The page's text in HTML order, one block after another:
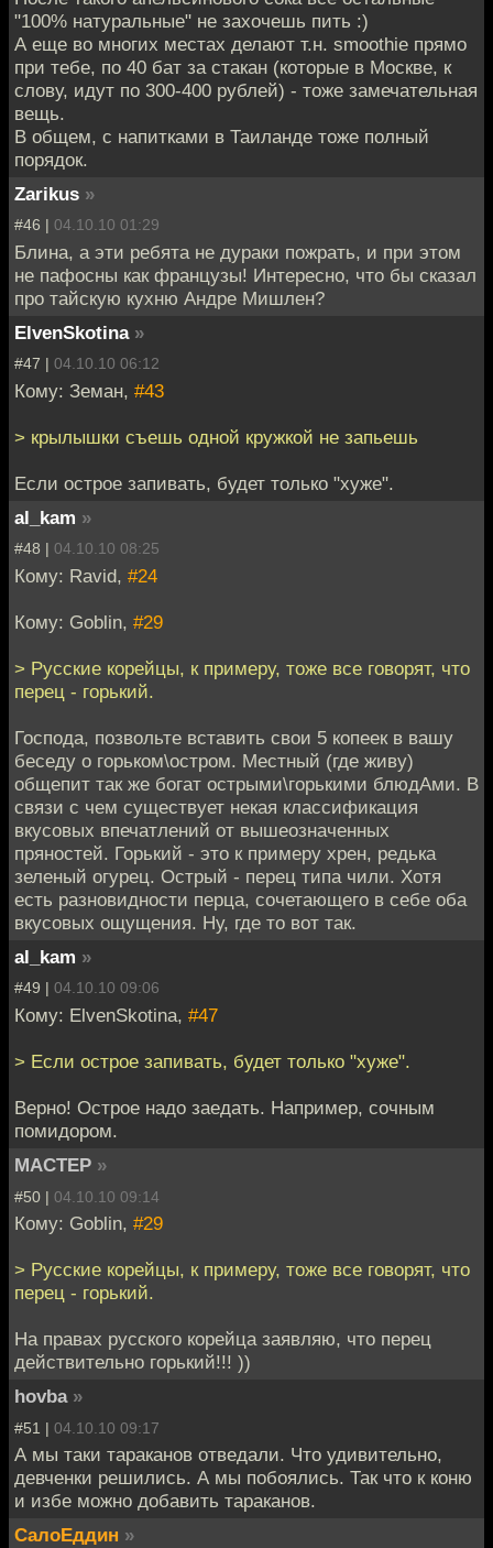
"100% натуральные" не захочешь пить :)
А еще во многих местах делают т.н. smoothie прямо
при тебе, по 40 бат за стакан (которые в Москве, к
слову, идут по 300-400 рублей) - тоже замечательная
вещь.
В общем, с напитками в Таиланде тоже полный
порядок.
Zarikus »
#46 | 04.10.10 01:29
Блина, а эти ребята не дураки пожрать, и при этом
не пафосны как французы! Интересно, что бы сказал
про тайскую кухню Андре Мишлен?
ElvenSkotina »
#47 | 04.10.10 06:12
Кому: Земан, #43
> крылышки съешь одной кружкой не запьешь
Если острое запивать, будет только "хуже".
al_kam »
#48 | 04.10.10 08:25
Кому: Ravid, #24
Кому: Goblin, #29
> Русские корейцы, к примеру, тоже все говорят, что
перец - горький.
Господа, позвольте вставить свои 5 копеек в вашу
беседу о горьком\остром. Местный (где живу)
общепит так же богат острыми\горькими блюдАми. В
связи с чем существует некая классификация
вкусовых впечатлений от вышеозначенных
пряностей. Горький - это к примеру хрен, редька
зеленый огурец. Острый - перец типа чили. Хотя
есть разновидности перца, сочетающего в себе оба
вкусовых ощущения. Ну, где то вот так.
al_kam »
#49 | 04.10.10 09:06
Кому: ElvenSkotina, #47
> Если острое запивать, будет только "хуже".
Верно! Острое надо заедать. Например, сочным
помидором.
МАСТЕР »
#50 | 04.10.10 09:14
Кому: Goblin, #29
> Русские корейцы, к примеру, тоже все говорят, что
перец - горький.
На правах русского корейца заявляю, что перец
действительно горький!!! ))
hovba »
#51 | 04.10.10 09:17
А мы таки тараканов отведали. Что удивительно,
девченки решились. А мы побоялись. Так что к коню
и избе можно добавить тараканов.
СалоЕддин »